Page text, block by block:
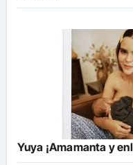
Yuya ¡Amamanta y